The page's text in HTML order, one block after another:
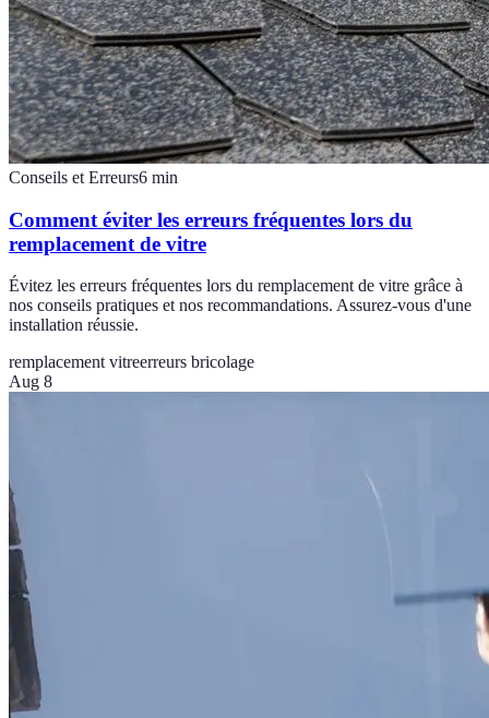
Conseils et Erreurs6 min
Comment éviter les erreurs fréquentes lors du
remplacement de vitre
Évitez les erreurs fréquentes lors du remplacement de vitre grâce à
nos conseils pratiques et nos recommandations. Assurez-vous d'une
installation réussie.
remplacement vitreerreurs bricolage
Aug 8